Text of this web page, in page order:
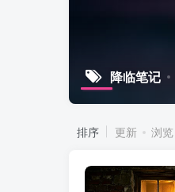
降临笔记
排序 更新 浏览